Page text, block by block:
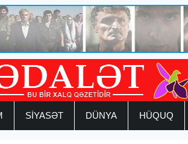
SİYASƏT DÜNYA HÜQUQ